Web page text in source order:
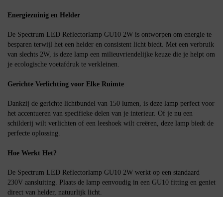
Energiezuinig en Helder
De Spectrum LED Reflectorlamp GU10 2W is ontworpen om energie te
besparen terwijl het een helder en consistent licht biedt. Met een verbruik
van slechts 2W, is deze lamp een milieuvriendelijke keuze die je helpt om
je ecologische voetafdruk te verkleinen.
Gerichte Verlichting voor Elke Ruimte
Dankzij de gerichte lichtbundel van 150 lumen, is deze lamp perfect voor
het accentueren van specifieke delen van je interieur. Of je nu een
schilderij wilt verlichten of een leeshoek wilt creëren, deze lamp biedt de
perfecte oplossing.
Hoe Werkt Het?
De Spectrum LED Reflectorlamp GU10 2W werkt op een standaard
230V aansluiting. Plaats de lamp eenvoudig in een GU10 fitting en geniet
direct van helder, natuurlijk licht.